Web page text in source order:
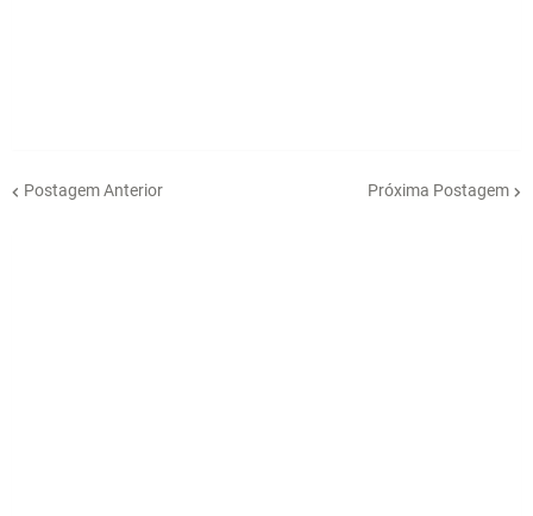
Postagem Anterior Próxima Postagem